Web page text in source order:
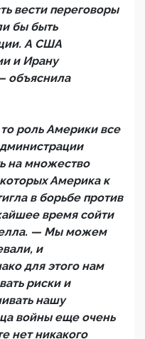
вести переговоры
бы быть
А США
и Ирану
объяснила
роль Америки все
на множество
Америка к
в борьбе против
время сойти
— Мы можем
и
для этого нам
риски и
нашу
войны еще очень
нет никакого